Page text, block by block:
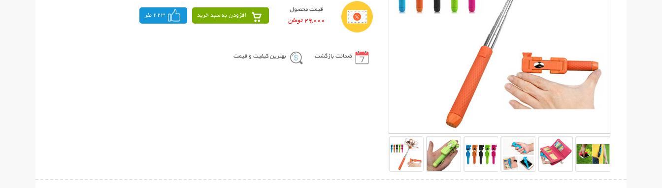
قیمت محصول
29,000 تومان
افزودن به سبد خرید 223 نفر
ضمانت بازگشت بهترین کیفیت و قیمت